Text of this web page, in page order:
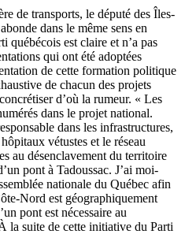
de transports, le député des Îles-
dans le même sens en
québécois est claire et n’a pas
qui ont été adoptées
de cette formation politique
de chacun des projets
d’où la rumeur. « Les
dans le projet national.
dans les infrastructures,
vétustes et le réseau
au désenclavement du territoire
pont à Tadoussac. J’ai moi-
nationale du Québec afin
Nord est géographiquement
pont est nécessaire au
la suite de cette initiative du Parti